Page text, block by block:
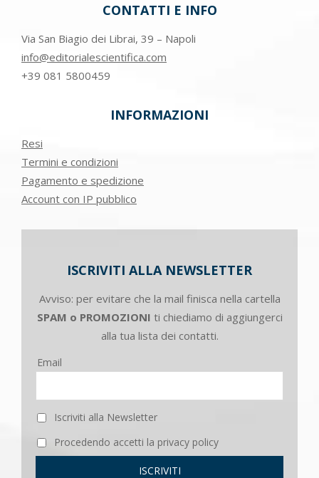
CONTATTI E INFO
Via San Biagio dei Librai, 39 – Napoli
info@editorialescientifica.com
+39 081 5800459
INFORMAZIONI
Resi
Termini e condizioni
Pagamento e spedizione
Account con IP pubblico
ISCRIVITI ALLA NEWSLETTER
Avviso: per evitare che la mail finisca nella cartella
SPAM o PROMOZIONI ti chiediamo di aggiungerci
alla tua lista dei contatti.
Email
Iscriviti alla Newsletter
Procedendo accetti la privacy policy